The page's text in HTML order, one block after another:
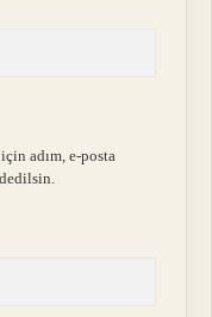
adım, e-posta